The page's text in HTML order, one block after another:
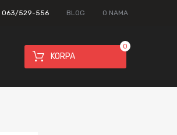
063/529-556 BLOG O NAMA
KORPA
0